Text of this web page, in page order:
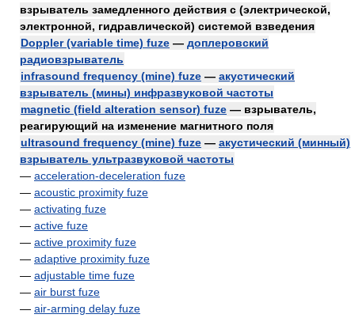
взрыватель замедленного действия с (электрической,
электронной, гидравлической) системой взведения
Doppler (variable time) fuze — доплеровский
радиовзрыватель
infrasound frequency (mine) fuze — акустический
взрыватель (мины) инфразвуковой частоты
magnetic (field alteration sensor) fuze — взрыватель,
реагирующий на изменение магнитного поля
ultrasound frequency (mine) fuze — акустический (минный)
взрыватель ультразвуковой частоты
— acceleration-deceleration fuze
— acoustic proximity fuze
— activating fuze
— active fuze
— active proximity fuze
— adaptive proximity fuze
— adjustable time fuze
— air burst fuze
— air-arming delay fuze